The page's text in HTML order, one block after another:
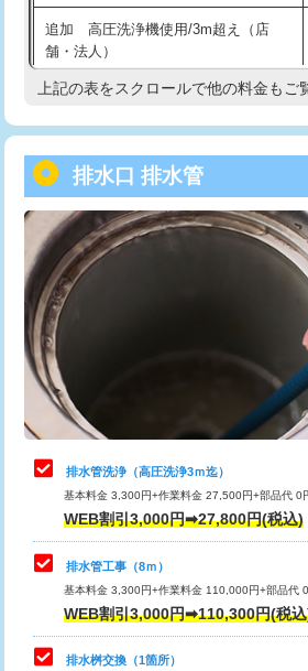
給水管工事※（土の掘削・埋め戻し作
業)
給水管工事※（塩ビ管（VP・HI）使
用/3ｍまで)
用（追加）/3ｍ超え)
給水管工事※（ライニング鋼管・銅
管・ポリ管・HT管使用/3ｍまで)
給水管工事※（ライニング鋼管・銅
管・ポリ管・HT管使用/3ｍ超え)
排水管工事（土の掘削・埋め戻し作
業）
排水管工事（排水管工事/3ｍまで）
排水管工事（追加 排水管工事/3ｍ超
え）
マス交換（土の掘削・埋め戻し作業）
マス交換（深さ50㎝未満）
マス交換（深さ50㎝以上）
コンクリート斫り（厚さ10㎝まで）
追加 高圧洗浄機使用/3m超え（店
舗・法人）
高度高圧洗浄換
トーラー機使用/3mまで
追加トーラー機使用/3m超え
カメラ調査
桝清掃
止水・漏水調査・防水処理・清掃・修
理・調整・分解・加工など（軽作業）
止水・漏水調査・防水処理・清掃・修
理・調整・分解・加工など（中作業）
止水・漏水調査・防水処理・清掃・修
理・調整・分解・加工など（重作業）
その他部品の脱着
交換・取付（タンク）
交換・取付(単水栓（壁付・デッキ
上記の表をスクロールで他の料金もご
排水口 排水管
排水管洗浄（高圧洗浄3ｍ迄）
基本料金 3,300円+作業料金 27,500円+部品代 0
WEB割引3,000円➡27,800円(税込)
排水管工事（8ｍ）
基本料金 3,300円+作業料金 110,000円+部品代
WEB割引3,000円➡110,300円(税
排水桝交換（1箇所）